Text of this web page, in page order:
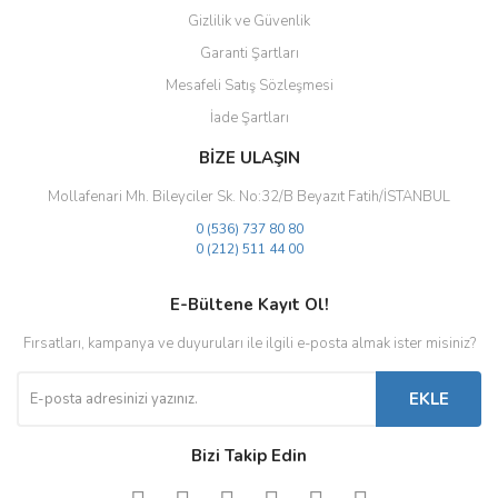
Gönder
Gizlilik ve Güvenlik
Garanti Şartları
Mesafeli Satış Sözleşmesi
İade Şartları
BİZE ULAŞIN
Mollafenari Mh. Bileyciler Sk. No:32/B Beyazıt Fatih/İSTANBUL
0 (536) 737 80 80
0 (212) 511 44 00
E-Bültene Kayıt Ol!
Fırsatları, kampanya ve duyuruları ile ilgili e-posta almak ister misiniz?
EKLE
Bizi Takip Edin